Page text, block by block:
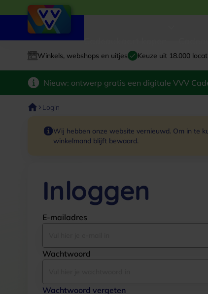
Winkels, webshops en uitjes Keuze uit 18.000
Nieuw: ontwerp gratis een digitale VVV
Login
Wij hebben onze website vernieuwd. Om in te
winkelmand blijft bewaard.
Inloggen
E-mailadres
Wachtwoord
Wachtwoord vergeten